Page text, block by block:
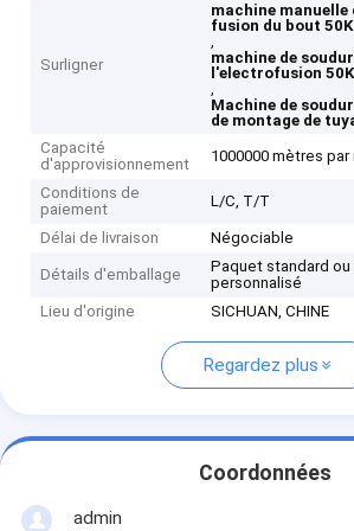
Surligner
machine manuelle
fusion du bout
,
machine de
l'electrofusion
,
Machine de
de montage de
Capacité
d'approvisionnement
1000000 mètres par
Conditions de
paiement
L/C, T/T
Délai de livraison Négociable
Détails d'emballage
Paquet standard
personnalisé
Lieu d'origine
SICHUAN, CHINE
Regardez plus
Coordonnées
admin